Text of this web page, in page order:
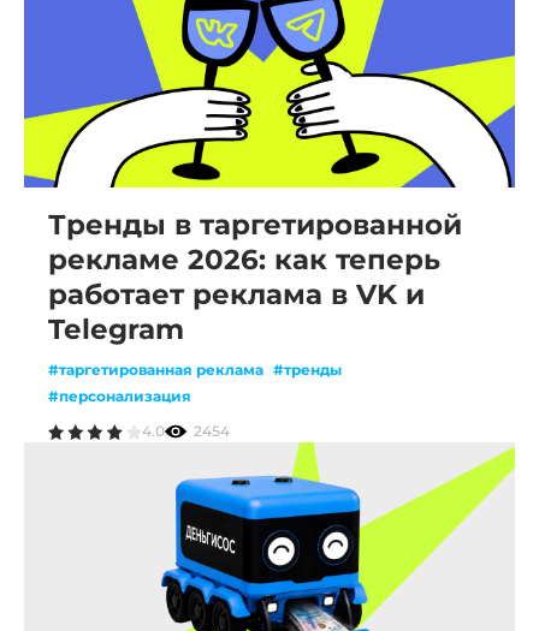
Тренды в таргетированной
рекламе 2026: как теперь
работает реклама в VK и
Telegram
#таргетированная реклама #тренды
#персонализация
4.0
2454